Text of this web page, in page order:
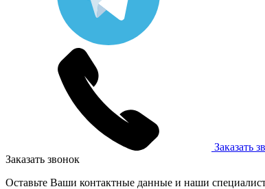
Заказать
Заказать звонок
Оставьте Ваши контактные данные и наши